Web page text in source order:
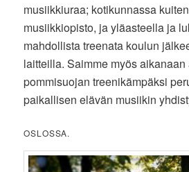
musiikkiuraa; kotikunnassa
musiikkiopisto, ja yläasteella ja
mahdollista treenata koulun
laitteilla. Saimme myös aikanaan
pommisuojan treenikämpäksi
paikallisen elävän musiikin
OSLOSSA.